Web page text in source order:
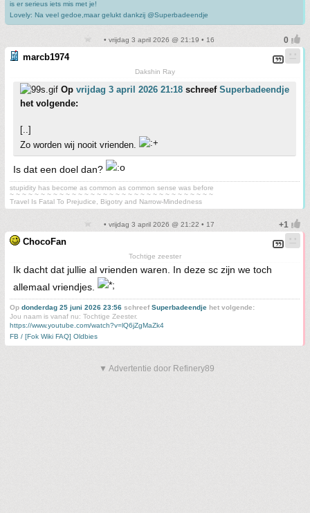
is er serieus iets mis met je!
Lovely: Na veel gedoe,maar gelukt dankzij @Superbadeendje
• vrijdag 3 april 2026 @ 21:19 • 16
marcb1974
Dakshin Ray
Op vrijdag 3 april 2026 21:18 schreef Superbadeendje
het volgende:
[..]
Zo worden wij nooit vrienden.
Is dat een doel dan?
stupidity has become as common as common sense was before
~ ~ ~ ~ ~ ~ ~ ~ ~ ~ ~ ~ ~ ~ ~ ~ ~ ~ ~ ~ ~ ~ ~ ~ ~ ~ ~ ~ ~ ~ ~ ~ ~
Travel Is Fatal To Prejudice, Bigotry and Narrow-Mindedness
• vrijdag 3 april 2026 @ 21:22 • 17
ChocoFan
Tochtige zeester
Ik dacht dat jullie al vrienden waren. In deze sc zijn we toch
allemaal vriendjes.
Op donderdag 25 juni 2026 23:56 schreefSuperbadeendje het volgende:
Jou naam is vanaf nu: Tochtige Zeester.
https://www.youtube.com/watch?v=lQ6jZgMaZk4
FB / [Fok Wiki FAQ] Oldbies
▼ Advertentie door Refinery89